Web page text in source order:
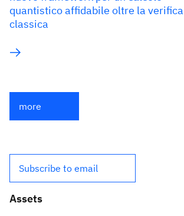
quantistico affidabile oltre la verifica
classica
more
Subscribe to email
Assets